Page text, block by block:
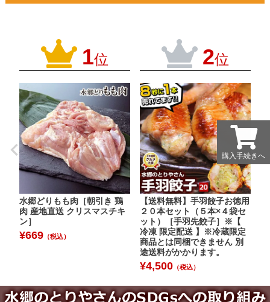
1位
水郷どりもも肉［朝引き 鶏
肉 産地直送 クリスマスチキ
ン］
¥669 （税込）
2位
【送料無料】手羽餃子お徳用
２０本セット（５本×４袋セ
ット）［手羽先餃子］※【
冷凍 限定配送 】※冷蔵限定
商品とは同梱できません 別
途送料がかかります。
¥4,500 （税込）
購入手続きへ
購入手続きへ